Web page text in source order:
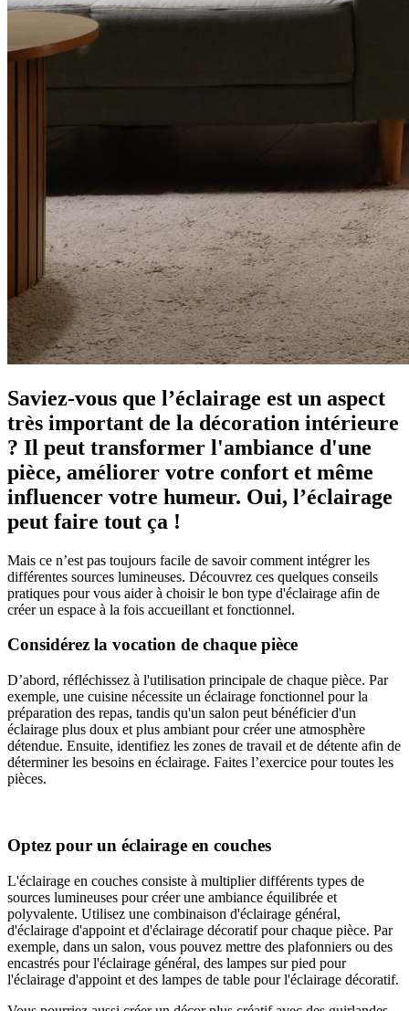
Saviez-vous que l’éclairage est un aspect
très important de la décoration intérieure
? Il peut transformer l'ambiance d'une
pièce, améliorer votre confort et même
influencer votre humeur. Oui, l’éclairage
peut faire tout ça !
Mais ce n’est pas toujours facile de savoir comment intégrer les
différentes sources lumineuses. Découvrez ces quelques conseils
pratiques pour vous aider à choisir le bon type d'éclairage afin de
créer un espace à la fois accueillant et fonctionnel.
Considérez la vocation de chaque pièce
D’abord, réfléchissez à l'utilisation principale de chaque pièce. Par
exemple, une cuisine nécessite un éclairage fonctionnel pour la
préparation des repas, tandis qu'un salon peut bénéficier d'un
éclairage plus doux et plus ambiant pour créer une atmosphère
détendue. Ensuite, identifiez les zones de travail et de détente afin de
déterminer les besoins en éclairage. Faites l’exercice pour toutes les
pièces.
Optez pour un éclairage en couches
L'éclairage en couches consiste à multiplier différents types de
sources lumineuses pour créer une ambiance équilibrée et
polyvalente. Utilisez une combinaison d'éclairage général,
d'éclairage d'appoint et d'éclairage décoratif pour chaque pièce. Par
exemple, dans un salon, vous pouvez mettre des plafonniers ou des
encastrés pour l'éclairage général, des lampes sur pied pour
l'éclairage d'appoint et des lampes de table pour l'éclairage décoratif.